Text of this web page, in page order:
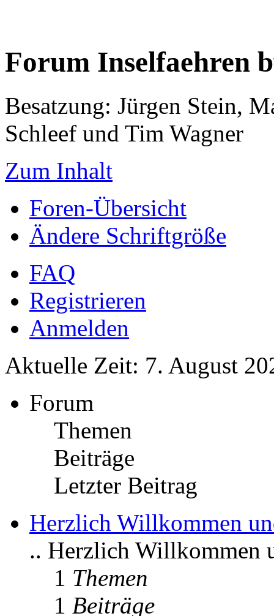
Forum Inselfaehren
Besatzung: Jürgen Stein,
Schleef und Tim Wagner
Zum Inhalt
Foren-Übersicht
Ändere Schriftgröße
FAQ
Registrieren
Anmelden
Aktuelle Zeit: 7. August
Forum
Themen
Beiträge
Letzter Beitrag
Herzlich Willkommen
.. Herzlich Willkommen
1 Themen
1 Beiträge